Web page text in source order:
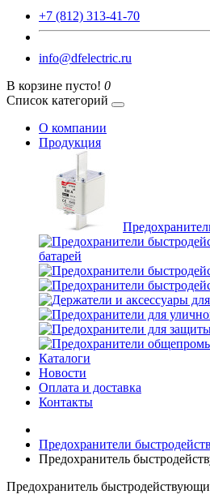
+7 (812) 313-41-70
info@dfelectric.ru
В корзине пусто! 0
Список категорий
О компании
Продукция
батарей
Каталоги
Новости
Оплата и доставка
Контакты
Предохранители
Предохранитель
Предохранитель